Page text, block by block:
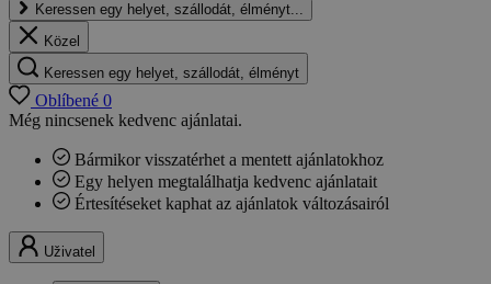
Keressen egy helyet, szállodát, élményt...
Közel
Keressen egy helyet, szállodát, élményt
Oblíbené 0
Még nincsenek kedvenc ajánlatai.
Bármikor visszatérhet a mentett ajánlatokhoz
Egy helyen megtalálhatja kedvenc ajánlatait
Értesítéseket kaphat az ajánlatok változásairól
Uživatel